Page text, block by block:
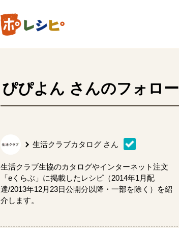
ぴぴよん さんのフォロー
生活クラブカタログ さん
生活クラブ生協のカタログやインターネット注文
「eくらぶ」に掲載したレシピ（2014年1月配
達/2013年12月23日公開分以降・一部を除く）を紹
介します。